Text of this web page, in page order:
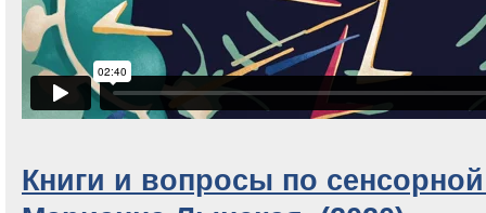
Книги и вопросы по